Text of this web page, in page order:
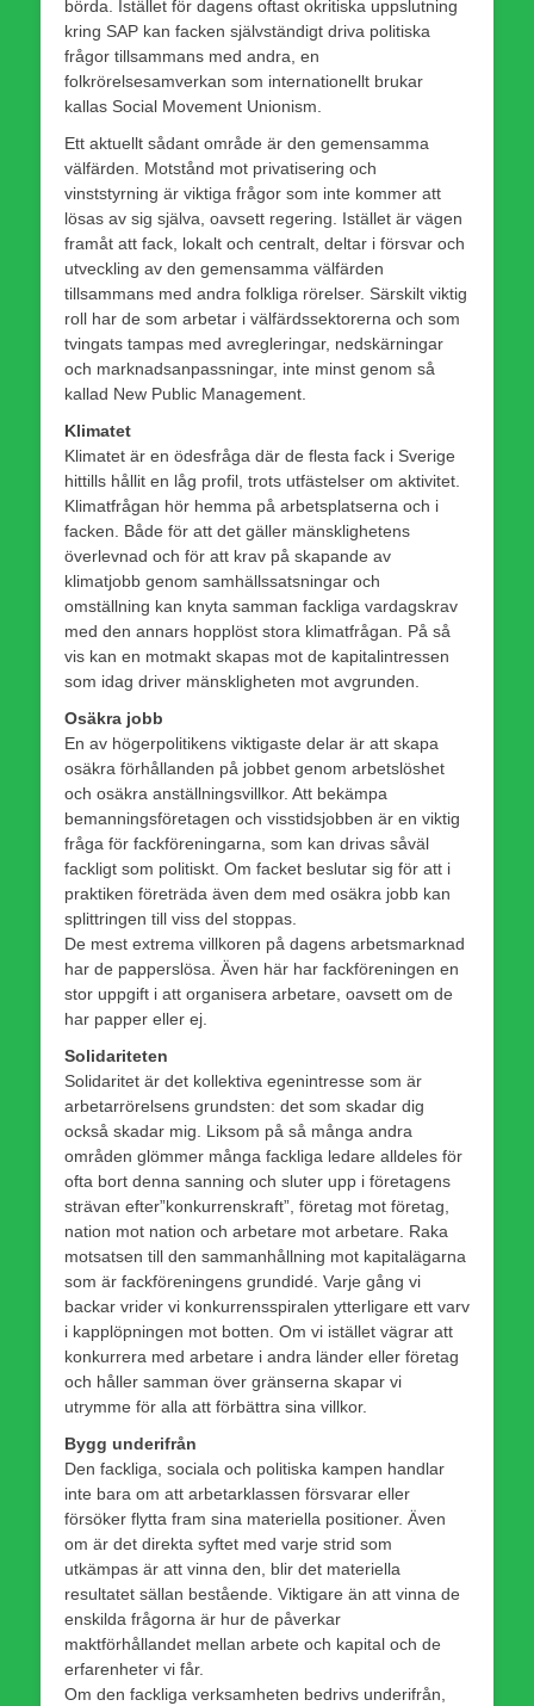
börda. Istället för dagens oftast okritiska uppslutning
kring SAP kan facken självständigt driva politiska
frågor tillsammans med andra, en
folkrörelsesamverkan som internationellt brukar
kallas Social Movement Unionism.
Ett aktuellt sådant område är den gemensamma
välfärden. Motstånd mot privatisering och
vinststyrning är viktiga frågor som inte kommer att
lösas av sig själva, oavsett regering. Istället är vägen
framåt att fack, lokalt och centralt, deltar i försvar och
utveckling av den gemensamma välfärden
tillsammans med andra folkliga rörelser. Särskilt viktig
roll har de som arbetar i välfärdssektorerna och som
tvingats tampas med avregleringar, nedskärningar
och marknadsanpassningar, inte minst genom så
kallad New Public Management.
Klimatet
Klimatet är en ödesfråga där de flesta fack i Sverige
hittills hållit en låg profil, trots utfästelser om aktivitet.
Klimatfrågan hör hemma på arbetsplatserna och i
facken. Både för att det gäller mänsklighetens
överlevnad och för att krav på skapande av
klimatjobb genom samhällssatsningar och
omställning kan knyta samman fackliga vardagskrav
med den annars hopplöst stora klimatfrågan. På så
vis kan en motmakt skapas mot de kapitalintressen
som idag driver mänskligheten mot avgrunden.
Osäkra jobb
En av högerpolitikens viktigaste delar är att skapa
osäkra förhållanden på jobbet genom arbetslöshet
och osäkra anställningsvillkor. Att bekämpa
bemanningsföretagen och visstidsjobben är en viktig
fråga för fackföreningarna, som kan drivas såväl
fackligt som politiskt. Om facket beslutar sig för att i
praktiken företräda även dem med osäkra jobb kan
splittringen till viss del stoppas.
De mest extrema villkoren på dagens arbetsmarknad
har de papperslösa. Även här har fackföreningen en
stor uppgift i att organisera arbetare, oavsett om de
har papper eller ej.
Solidariteten
Solidaritet är det kollektiva egenintresse som är
arbetarrörelsens grundsten: det som skadar dig
också skadar mig. Liksom på så många andra
områden glömmer många fackliga ledare alldeles för
ofta bort denna sanning och sluter upp i företagens
strävan efter”konkurrenskraft”, företag mot företag,
nation mot nation och arbetare mot arbetare. Raka
motsatsen till den sammanhållning mot kapitalägarna
som är fackföreningens grundidé. Varje gång vi
backar vrider vi konkurrensspiralen ytterligare ett varv
i kapplöpningen mot botten. Om vi istället vägrar att
konkurrera med arbetare i andra länder eller företag
och håller samman över gränserna skapar vi
utrymme för alla att förbättra sina villkor.
Bygg underifrån
Den fackliga, sociala och politiska kampen handlar
inte bara om att arbetarklassen försvarar eller
försöker flytta fram sina materiella positioner. Även
om är det direkta syftet med varje strid som
utkämpas är att vinna den, blir det materiella
resultatet sällan bestående. Viktigare än att vinna de
enskilda frågorna är hur de påverkar
maktförhållandet mellan arbete och kapital och de
erfarenheter vi får.
Om den fackliga verksamheten bedrivs underifrån,